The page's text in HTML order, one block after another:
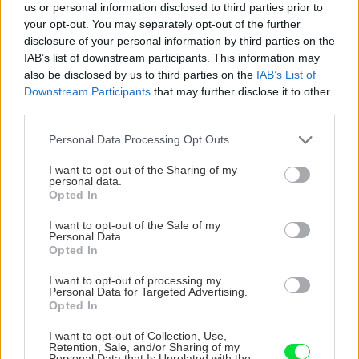
us or personal information disclosed to third parties prior to
your opt-out. You may separately opt-out of the further
disclosure of your personal information by third parties on the
IAB’s list of downstream participants. This information may
also be disclosed by us to third parties on the IAB’s List of
Downstream Participants that may further disclose it to other
Please note that this website/app uses one or more Google
not limited to your visit or usage behaviour. You may click to
grant or deny consent to Google and its third-party tags to
use your data for below specified purposes in below Google
consent section.
Personal Data Processing Opt Outs
I want to opt-out of the Sharing of my
personal data.
Opted In
I want to opt-out of the Sale of my
Personal Data.
Opted In
I want to opt-out of processing my
Personal Data for Targeted Advertising.
Opted In
I want to opt-out of Collection, Use,
Retention, Sale, and/or Sharing of my
aj hydroizolacia.
Odpovedať
peroj
12. januára 2019 o 10:40
Vsetci co robili 6-8-10 rokov v zahranici najma v
Nemecku, tam to robili poctivo, lebo ich stavebny
dozor drezuroval za vsetko a chvalia sa ako to oni
vedia najlepsie urobit. Pridu domov a v SR to
Odpovedať
Anonym
13. januára 2019 o 8:41
vrecia lepidlo na drevo od firmy schonox alebo
PCI dakujem
Duri
6. marca 2020 o 14:00
Ako sa vola lepidlo a šparovačka
bingo
12. januára 2019 o 8:26